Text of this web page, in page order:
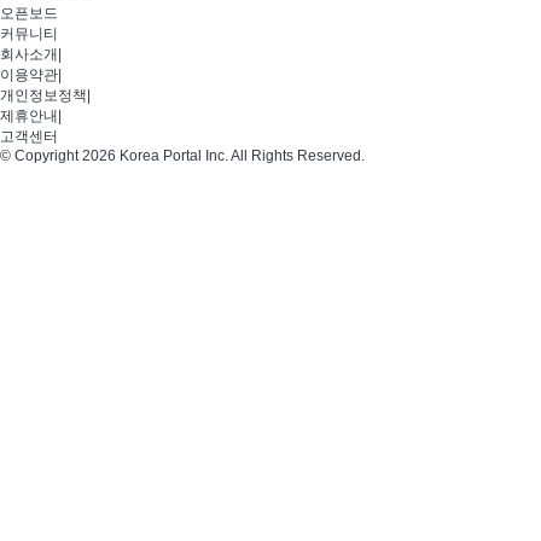
오픈보드
커뮤니티
회사소개
이용약관
개인정보정책
제휴안내
고객센터
© Copyright 2026 Korea Portal Inc. All Rights Reserved.